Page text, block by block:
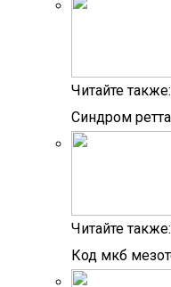
Читайте также:
Синдром
Читайте также:
Код мкб